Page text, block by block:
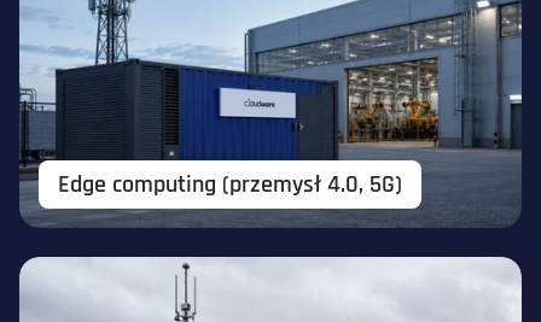
Edge computing (przemysł 4.0, 5G)